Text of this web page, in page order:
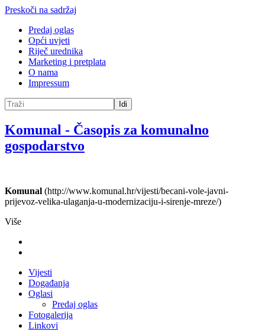
Preskoči na sadržaj
Predaj oglas
Opći uvjeti
Riječ urednika
Marketing i pretplata
O nama
Impressum
Idi
Komunal - Časopis za komunalno
gospodarstvo
Komunal (http://www.komunal.hr/vijesti/becani-vole-javni-
prijevoz-velika-ulaganja-u-modernizaciju-i-sirenje-mreze/)
Više
Vijesti
Događanja
Oglasi
Predaj oglas
Fotogalerija
Linkovi